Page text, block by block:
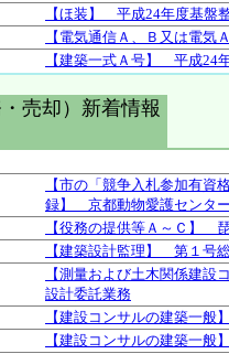
【ほ装】 平成24年度基盤
【電気通信Ａ、Ｂ又は電
【建築一式Ａ号】 平成24
却）新着情報
【市の「競争入札参加有
録】 京都動物愛護センタ
【役務の提供等Ａ～Ｃ】
【建築設計監理】 第１号
【測量および土木関係建
設計委託業務
【建設コンサルの建築一
【建設コンサルの建築一